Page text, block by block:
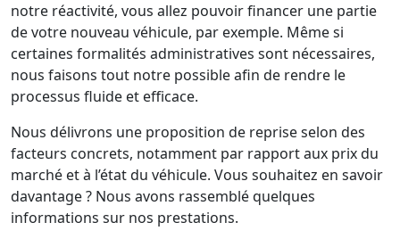
notre réactivité, vous allez pouvoir financer une partie
de votre nouveau véhicule, par exemple. Même si
certaines formalités administratives sont nécessaires,
nous faisons tout notre possible afin de rendre le
processus fluide et efficace.
Nous délivrons une proposition de reprise selon des
facteurs concrets, notamment par rapport aux prix du
marché et à l’état du véhicule. Vous souhaitez en savoir
davantage ? Nous avons rassemblé quelques
informations sur nos prestations.